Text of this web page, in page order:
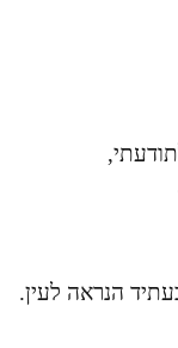
הנראה לעין.